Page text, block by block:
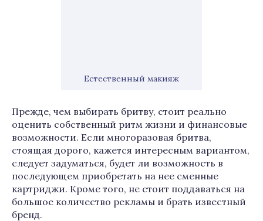
Естественный макияж
Прежде, чем выбирать бритву, стоит реально
оценить собственный ритм жизни и финансовые
возможности. Если многоразовая бритва,
стоящая дорого, кажется интересным вариантом,
следует задуматься, будет ли возможность в
последующем приобретать на нее сменные
картриджи. Кроме того, не стоит поддаваться на
большое количество рекламы и брать известный
бренд.